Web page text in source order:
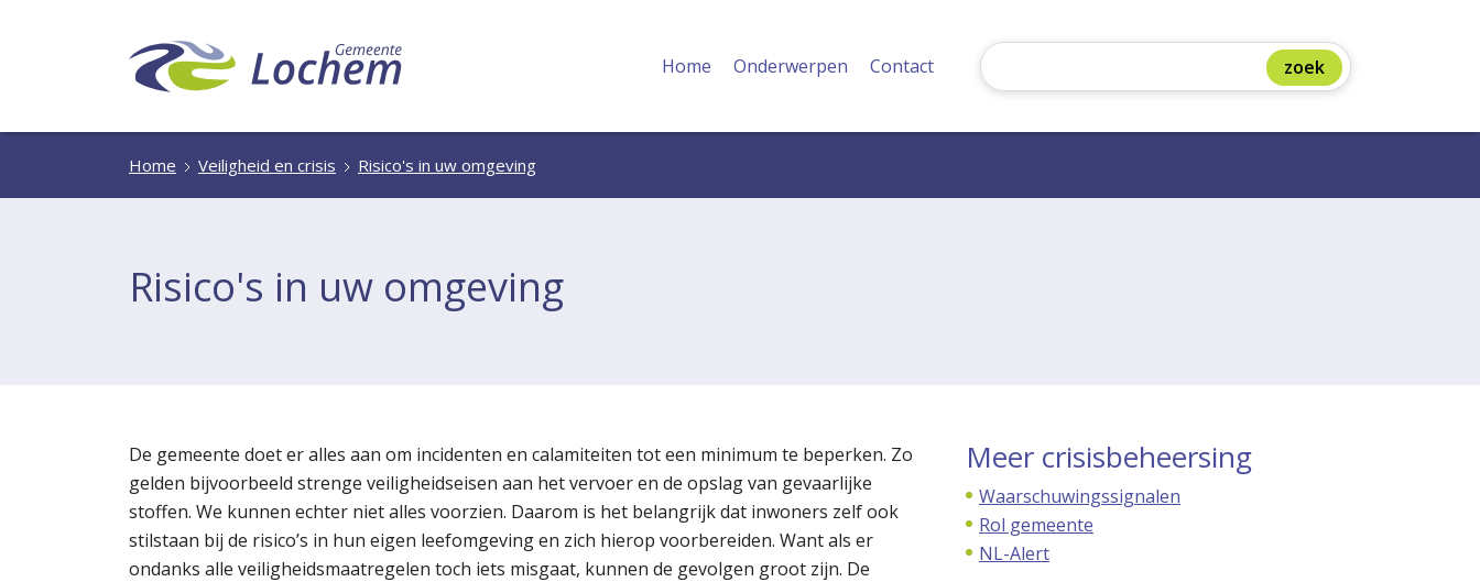
Home Onderwerpen Contact
Home Veiligheid en crisis Risico's in uw omgeving
Risico's in uw omgeving
De gemeente doet er alles aan om incidenten en calamiteiten tot een minimum te beperken. Zo
gelden bijvoorbeeld strenge veiligheidseisen aan het vervoer en de opslag van gevaarlijke
stoffen. We kunnen echter niet alles voorzien. Daarom is het belangrijk dat inwoners zelf ook
stilstaan bij de risico’s in hun eigen leefomgeving en zich hierop voorbereiden. Want als er
ondanks alle veiligheidsmaatregelen toch iets misgaat, kunnen de gevolgen groot zijn. De
Meer crisisbeheersing
Waarschuwingssignalen
Rol gemeente
NL-Alert